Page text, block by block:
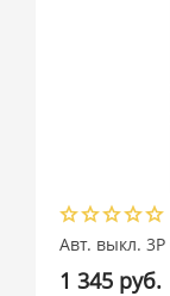
EKF (745
Авт. выкл. 3P
1 345 руб.